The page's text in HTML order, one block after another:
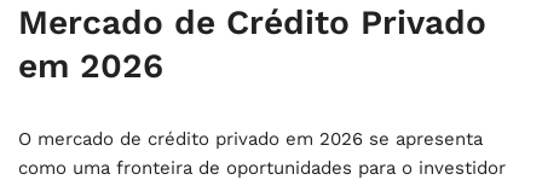
Mercado de Crédito Privado
em 2026
O mercado de crédito privado em 2026 se apresenta
como uma fronteira de oportunidades para o investidor